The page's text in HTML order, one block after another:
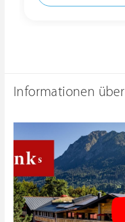
Informationen